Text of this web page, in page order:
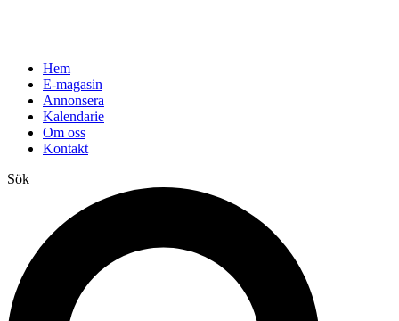
Hem
E-magasin
Annonsera
Kalendarie
Om oss
Kontakt
Sök